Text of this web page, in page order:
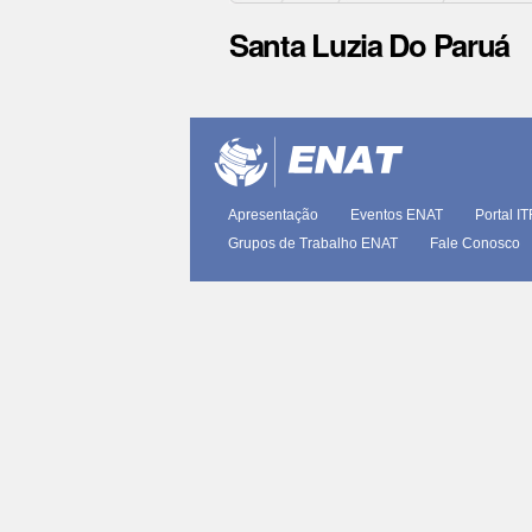
Santa Luzia Do Paruá
documento
Apresentação Eventos ENAT Portal
Grupos de Trabalho ENAT
Fale Conosco